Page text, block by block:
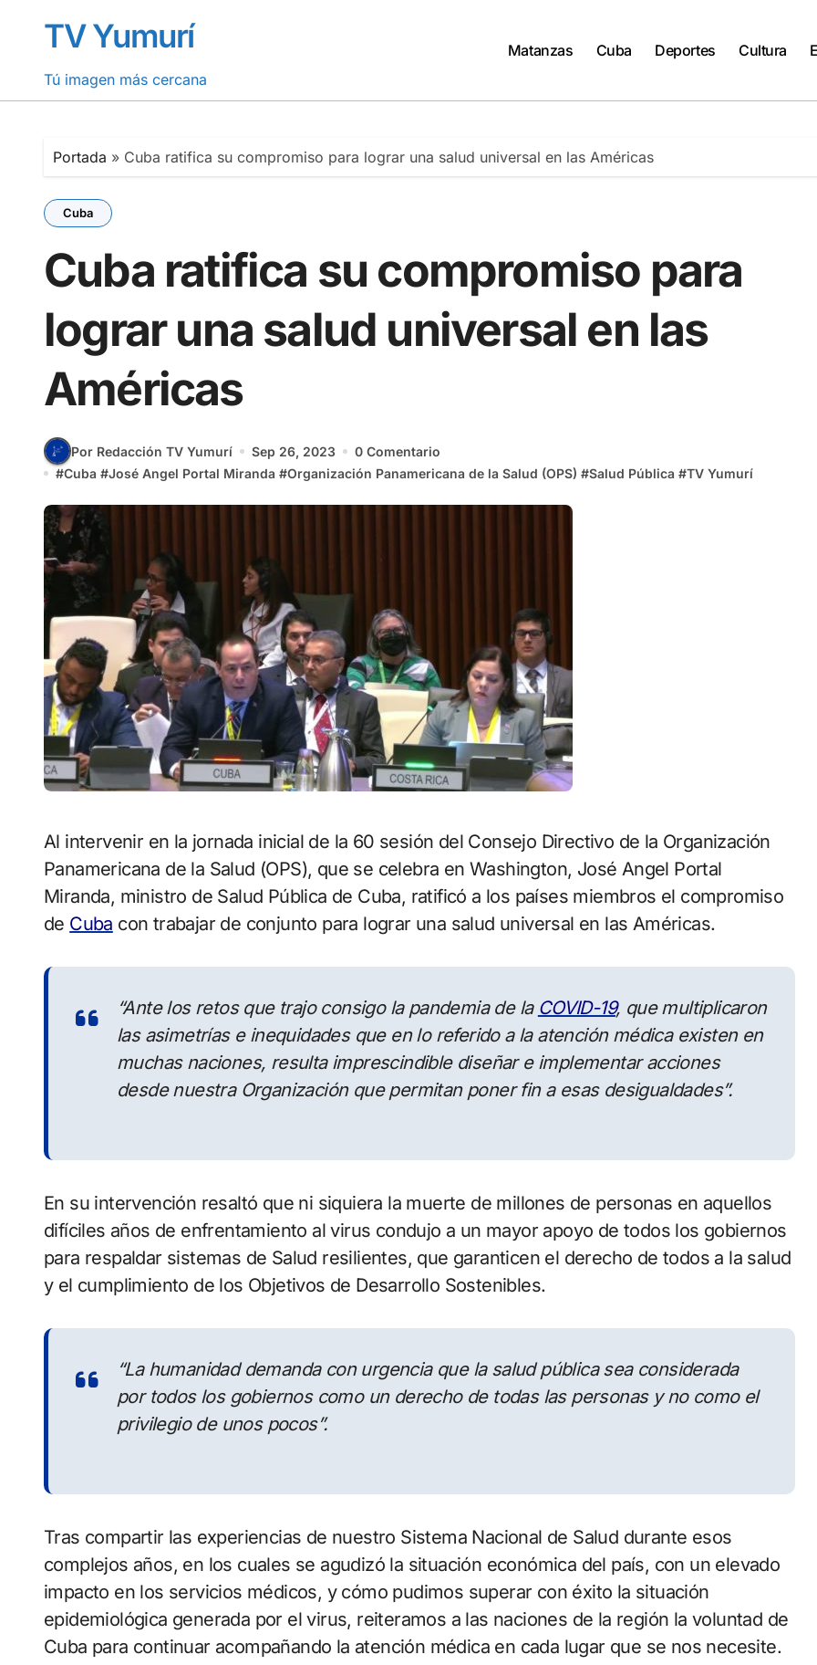
contenidoTV Yumurí
Tú imagen más cercana
Matanzas Cuba Deportes Cultura
Portada » Cuba ratifica su compromiso para lograr una salud universal en las Américas
Cuba
Cuba ratifica su compromiso para
lograr una salud universal en las
Américas
Por Redacción TV Yumurí Sep 26, 2023
0 Comentario
#Cuba #José Angel Portal Miranda #Organización Panamericana de la Salud (OPS) #Salud Pública #TV Yumurí
Al intervenir en la jornada inicial de la 60 sesión del Consejo Directivo de la Organización
Panamericana de la Salud (OPS), que se celebra en Washington, José Angel Portal
Miranda, ministro de Salud Pública de Cuba, ratificó a los países miembros el compromiso
de Cuba con trabajar de conjunto para lograr una salud universal en las Américas.
“Ante los retos que trajo consigo la pandemia de la COVID-19, que multiplicaron
las asimetrías e inequidades que en lo referido a la atención médica existen en
muchas naciones, resulta imprescindible diseñar e implementar acciones
desde nuestra Organización que permitan poner fin a esas desigualdades”.
En su intervención resaltó que ni siquiera la muerte de millones de personas en aquellos
difíciles años de enfrentamiento al virus condujo a un mayor apoyo de todos los gobiernos
para respaldar sistemas de Salud resilientes, que garanticen el derecho de todos a la salud
y el cumplimiento de los Objetivos de Desarrollo Sostenibles.
“La humanidad demanda con urgencia que la salud pública sea considerada
por todos los gobiernos como un derecho de todas las personas y no como el
privilegio de unos pocos”.
Tras compartir las experiencias de nuestro Sistema Nacional de Salud durante esos
complejos años, en los cuales se agudizó la situación económica del país, con un elevado
impacto en los servicios médicos, y cómo pudimos superar con éxito la situación
epidemiológica generada por el virus, reiteramos a las naciones de la región la voluntad de
Cuba para continuar acompañando la atención médica en cada lugar que se nos necesite.